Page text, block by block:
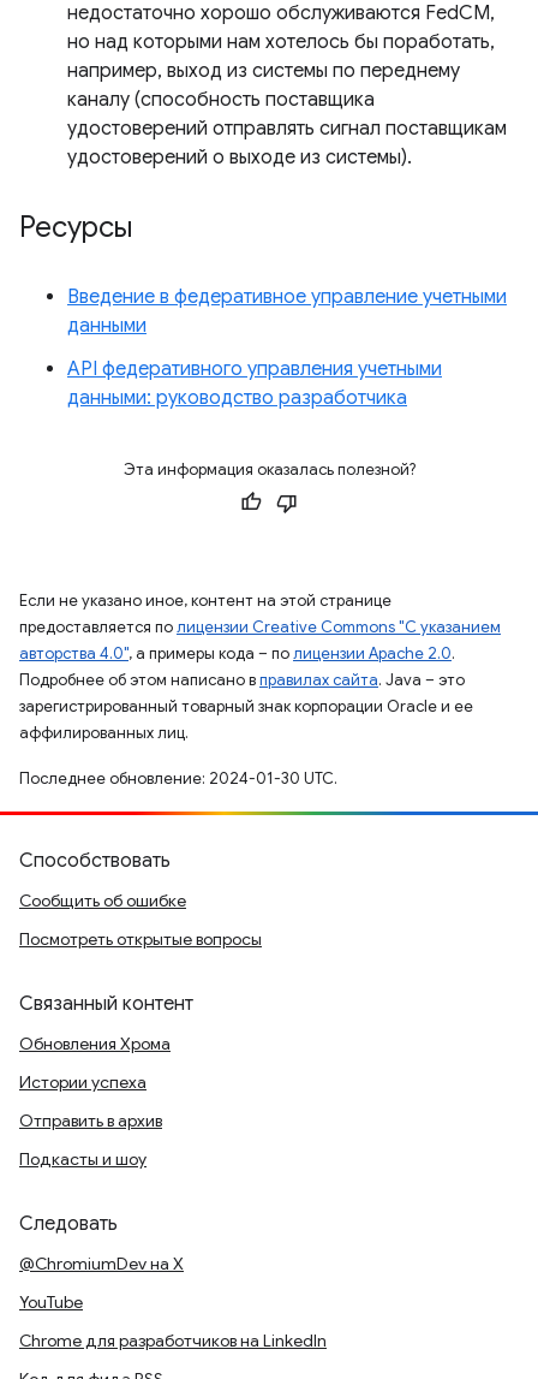
недостаточно хорошо обслуживаются FedCM,
но над которыми нам хотелось бы поработать,
например, выход из системы по переднему
каналу (способность поставщика
удостоверений отправлять сигнал поставщикам
удостоверений о выходе из системы).
Ресурсы
Введение в федеративное управление учетными
данными
API федеративного управления учетными
данными: руководство разработчика
Эта информация оказалась полезной?
Если не указано иное, контент на этой странице
предоставляется полицензии Creative Commons "С указанием
авторства 4.0", а примеры кода – полицензии Apache 2.0.
Подробнее об этом написано вправилах сайта. Java – это
зарегистрированный товарный знак корпорации Oracle и ее
аффилированных лиц.
Последнее обновление: 2024-01-30 UTC.
Способствовать
Сообщить об ошибке
Посмотреть открытые вопросы
Связанный контент
Обновления Хрома
Истории успеха
Отправить в архив
Подкасты и шоу
Следовать
@ChromiumDev на X
YouTube
Chrome для разработчиков на LinkedIn